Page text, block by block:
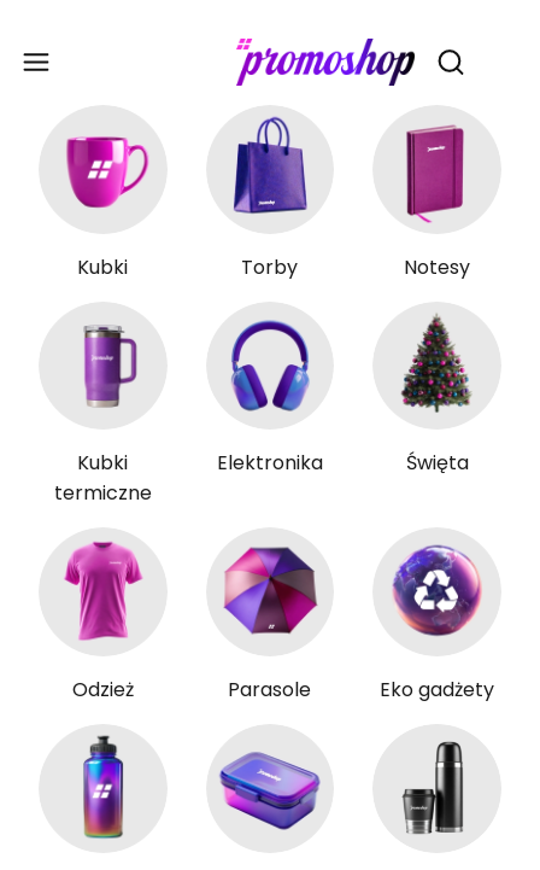
Otwórz
Kubki Torby Notesy
Kubki
termiczne
Elektronika Święta
Odzież Parasole Eko gadżety